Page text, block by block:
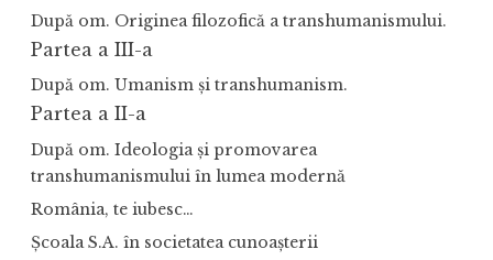
După om. Originea filozofică a transhumanismului.
Partea a III-a
După om. Umanism și transhumanism.
Partea a II-a
După om. Ideologia și promovarea
transhumanismului în lumea modernă
România, te iubesc…
Școala S.A. în societatea cunoașterii